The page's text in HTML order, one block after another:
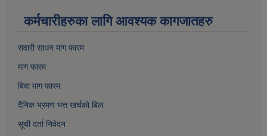
कर्मचारीहरुका लागि आवश्यक कागजातहरु
सवारी साधन माग फारम
माग फारम
बिदा माग फारम
दैनिक भ्रमण भत्त खर्चको बिल
सूची दर्ता निवेदन